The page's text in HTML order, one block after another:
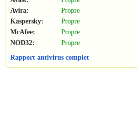
Avira:
Propre
Kaspersky:
Propre
McAfee:
Propre
NOD32:
Propre
Rapport antivirus complet